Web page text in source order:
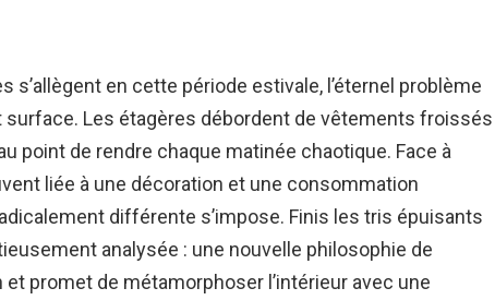
s’allègent en cette période estivale, l’éternel problème
surface. Les étagères débordent de vêtements froissés
point de rendre chaque matinée chaotique. Face à
liée à une décoration et une consommation
différente s’impose. Finis les tris épuisants
analysée : une nouvelle philosophie de
et promet de métamorphoser l’intérieur avec une